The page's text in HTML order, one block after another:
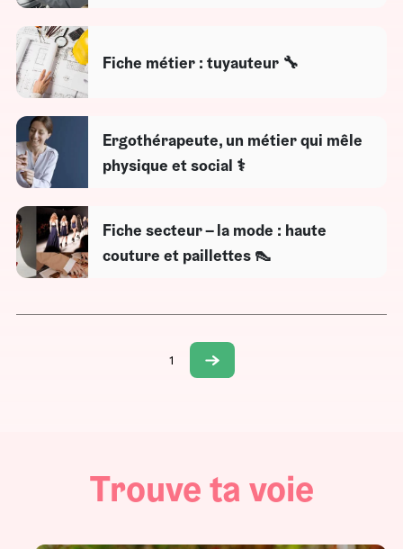
Fiche métier : tuyauteur 🔧
Ergothérapeute, un métier qui mêle
physique et social ⚕
Fiche secteur – la mode : haute
couture et paillettes 👠
1
Trouve ta voie